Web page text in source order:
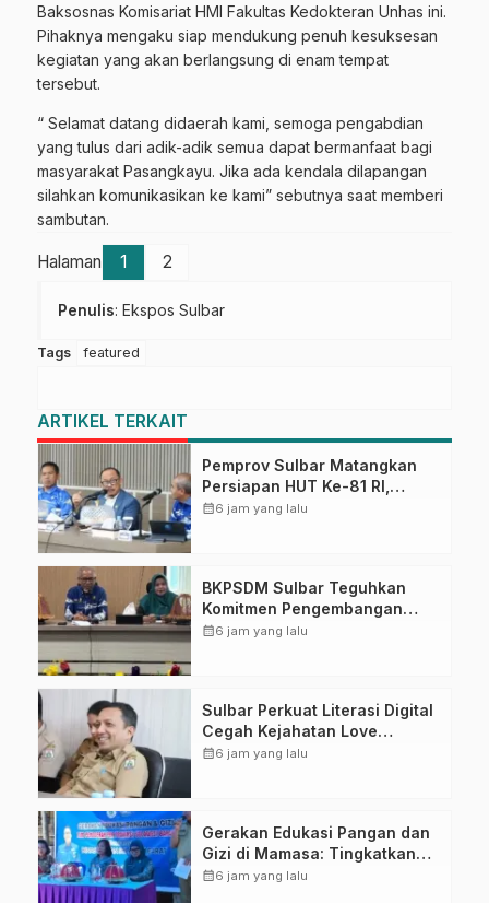
Baksosnas Komisariat HMI Fakultas Kedokteran Unhas ini.
Pihaknya mengaku siap mendukung penuh kesuksesan
kegiatan yang akan berlangsung di enam tempat
tersebut.
“ Selamat datang didaerah kami, semoga pengabdian
yang tulus dari adik-adik semua dapat bermanfaat bagi
masyarakat Pasangkayu. Jika ada kendala dilapangan
silahkan komunikasikan ke kami” sebutnya saat memberi
sambutan.
Halaman 1 2
Penulis: Ekspos Sulbar
Tags featured
ARTIKEL TERKAIT
Pemprov Sulbar Matangkan
Persiapan HUT Ke-81 RI,
Puncak Upacara di Lapangan
calendar_month6 jam yang lalu
BKPSDM Sulbar Teguhkan
Komitmen Pengembangan
Kompetensi ASN melalui
calendar_month6 jam yang lalu
Sulbar Perkuat Literasi Digital
Cegah Kejahatan Love
Scamming
calendar_month6 jam yang lalu
Gerakan Edukasi Pangan dan
Gizi di Mamasa: Tingkatkan
Pengetahuan dan
calendar_month6 jam yang lalu